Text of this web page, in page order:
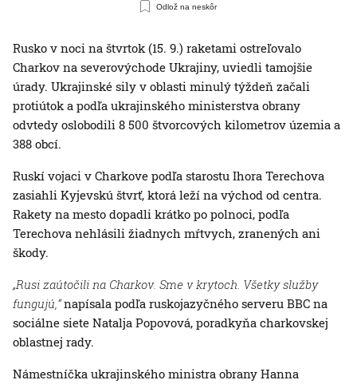
Odlož na neskôr
Rusko v noci na štvrtok (15. 9.) raketami ostreľovalo
Charkov na severovýchode Ukrajiny, uviedli tamojšie
úrady. Ukrajinské sily v oblasti minulý týždeň začali
protiútok a podľa ukrajinského ministerstva obrany
odvtedy oslobodili 8 500 štvorcových kilometrov územia a
388 obcí.
Ruskí vojaci v Charkove podľa starostu Ihora Terechova
zasiahli Kyjevskú štvrť, ktorá leží na východ od centra.
Rakety na mesto dopadli krátko po polnoci, podľa
Terechova nehlásili žiadnych mŕtvych, zranených ani
škody.
„Rusi zaútočili na Charkov. Sme v krytoch. Všetky služby
fungujú,“napísala podľa ruskojazyčného serveru BBC na
sociálne siete Natalja Popovová, poradkyňa charkovskej
oblastnej rady.
Námestníčka ukrajinského ministra obrany Hanna